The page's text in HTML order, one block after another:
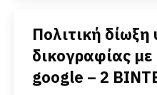
Πολιτική
δικογραφίας
google – 2